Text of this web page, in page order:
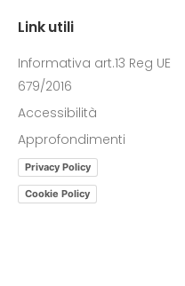
Link utili
Informativa art.13 Reg UE
679/2016
Accessibilità
Approfondimenti
Privacy Policy
Cookie Policy